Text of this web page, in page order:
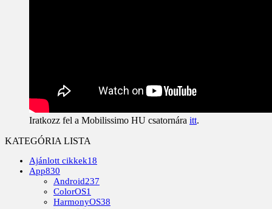
Iratkozz fel a Mobilissimo HU csatornára itt.
KATEGÓRIA LISTA
Ajánlott cikkek18
App830
Android237
ColorOS1
HarmonyOS38